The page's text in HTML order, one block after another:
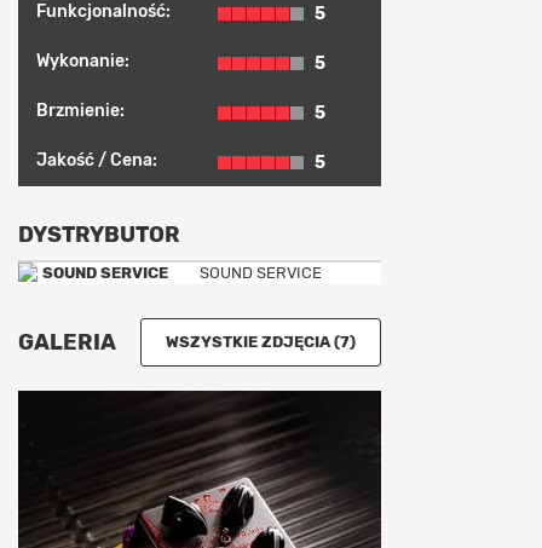
Funkcjonalność: 5
Wykonanie: 5
Brzmienie: 5
Jakość / Cena: 5
DYSTRYBUTOR
SOUND SERVICE
GALERIA WSZYSTKIE ZDJĘCIA (7)